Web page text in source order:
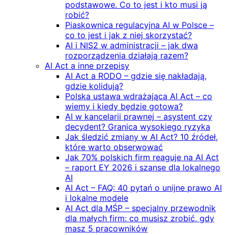
podstawowe. Co to jest i kto musi ją
robić?
Piaskownica regulacyjna AI w Polsce –
co to jest i jak z niej skorzystać?
AI i NIS2 w administracji – jak dwa
rozporządzenia działają razem?
AI Act a inne przepisy
AI Act a RODO – gdzie się nakładają,
gdzie kolidują?
Polska ustawa wdrażająca AI Act – co
wiemy i kiedy będzie gotowa?
AI w kancelarii prawnej – asystent czy
decydent? Granica wysokiego ryzyka
Jak śledzić zmiany w AI Act? 10 źródeł,
które warto obserwować
Jak 70% polskich firm reaguje na AI Act
– raport EY 2026 i szanse dla lokalnego
AI
AI Act – FAQ: 40 pytań o unijne prawo AI
i lokalne modele
AI Act dla MŚP – specjalny przewodnik
dla małych firm: co musisz zrobić, gdy
masz 5 pracowników